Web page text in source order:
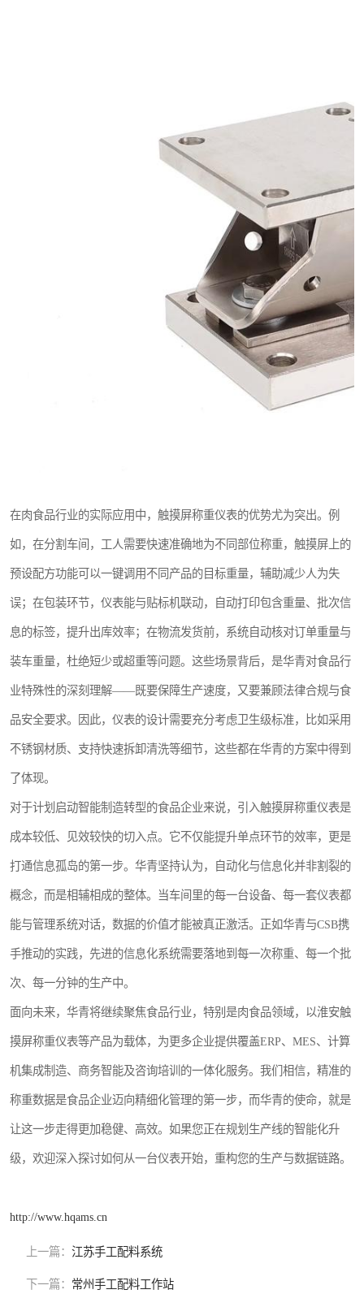
在肉食品行业的实际应用中，触摸屏称重仪表的优势尤为突出。例
如，在分割车间，工人需要快速准确地为不同部位称重，触摸屏上的
预设配方功能可以一键调用不同产品的目标重量，辅助减少人为失
误；在包装环节，仪表能与贴标机联动，自动打印包含重量、批次信
息的标签，提升出库效率；在物流发货前，系统自动核对订单重量与
装车重量，杜绝短少或超重等问题。这些场景背后，是华青对食品行
业特殊性的深刻理解——既要保障生产速度，又要兼顾法律合规与食
品安全要求。因此，仪表的设计需要充分考虑卫生级标准，比如采用
不锈钢材质、支持快速拆卸清洗等细节，这些都在华青的方案中得到
了体现。
对于计划启动智能制造转型的食品企业来说，引入触摸屏称重仪表是
成本较低、见效较快的切入点。它不仅能提升单点环节的效率，更是
打通信息孤岛的第一步。华青坚持认为，自动化与信息化并非割裂的
概念，而是相辅相成的整体。当车间里的每一台设备、每一套仪表都
能与管理系统对话，数据的价值才能被真正激活。正如华青与CSB携
手推动的实践，先进的信息化系统需要落地到每一次称重、每一个批
次、每一分钟的生产中。
面向未来，华青将继续聚焦食品行业，特别是肉食品领域，以淮安触
摸屏称重仪表等产品为载体，为更多企业提供覆盖ERP、MES、计算
机集成制造、商务智能及咨询培训的一体化服务。我们相信，精准的
称重数据是食品企业迈向精细化管理的第一步，而华青的使命，就是
让这一步走得更加稳健、高效。如果您正在规划生产线的智能化升
级，欢迎深入探讨如何从一台仪表开始，重构您的生产与数据链路。
http://www.hqams.cn
上一篇： 江苏手工配料系统
下一篇： 常州手工配料工作站